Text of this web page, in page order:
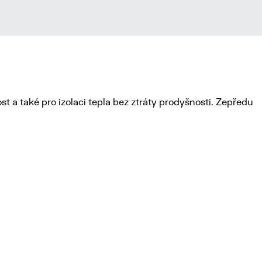
a také pro izolaci tepla bez ztráty prodyšnosti. Zepředu